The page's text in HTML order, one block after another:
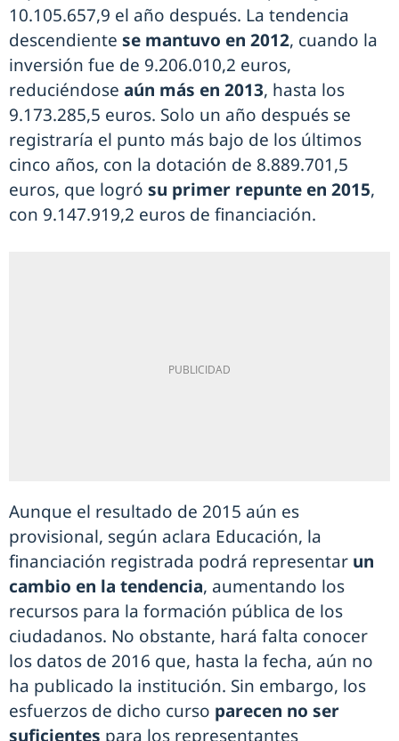
10.105.657,9 el año después. La tendencia
descendiente se mantuvo en 2012, cuando la
inversión fue de 9.206.010,2 euros,
reduciéndose aún más en 2013, hasta los
9.173.285,5 euros. Solo un año después se
registraría el punto más bajo de los últimos
cinco años, con la dotación de 8.889.701,5
euros, que logró su primer repunte en 2015,
con 9.147.919,2 euros de financiación.
Aunque el resultado de 2015 aún es
provisional, según aclara Educación, la
financiación registrada podrá representar un
cambio en la tendencia, aumentando los
recursos para la formación pública de los
ciudadanos. No obstante, hará falta conocer
los datos de 2016 que, hasta la fecha, aún no
ha publicado la institución. Sin embargo, los
esfuerzos de dicho curso parecen no ser
suficientes para los representantes